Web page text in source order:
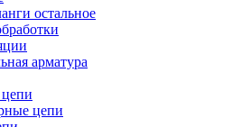
остальное
арматура
цепи